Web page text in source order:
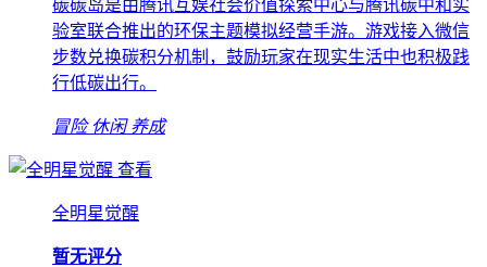
碳碳岛是由腾讯互娱社会价值探索中心与腾讯碳中和实
验室联合推出的环保主题模拟经营手游。游戏接入微信
步数兑换碳积分机制，鼓励玩家在现实生活中也积极践
行低碳出行。
冒险 休闲 养成
查看
全明星觉醒
暂无评分